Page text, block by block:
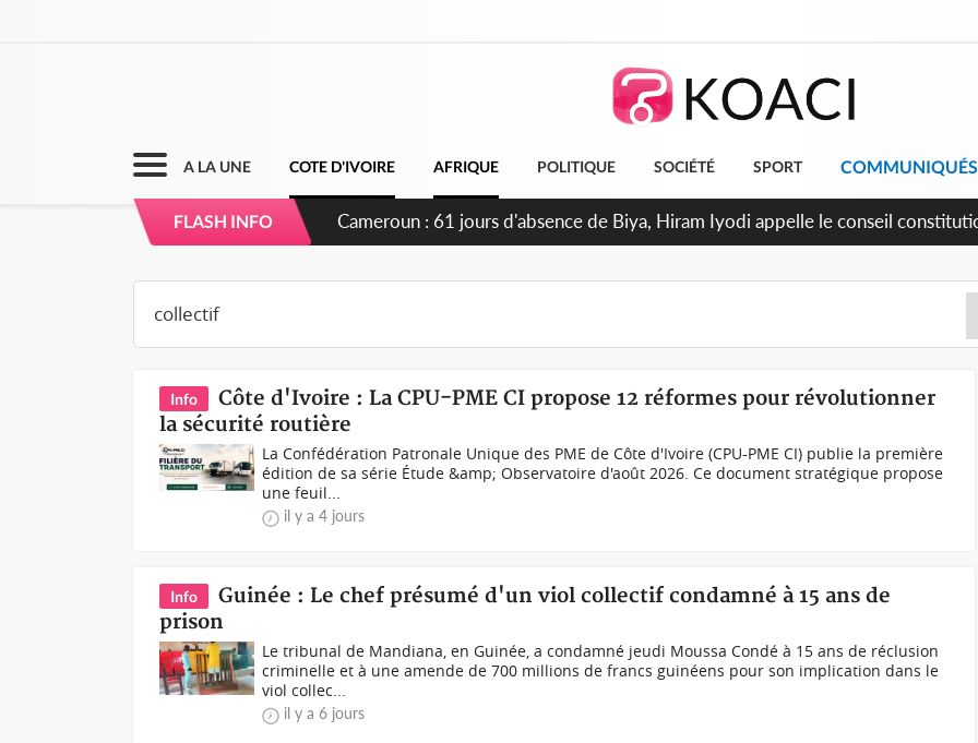
A LA UNE COTE D'IVOIRE AFRIQUE POLITIQUE SOCIÉTÉ SPORT COMMUNIQUÉS
FLASH INFO
Info
Côte d'Ivoire : La CPU-PME CI propose 12 réformes pour révolutionner
la sécurité routière
La Confédération Patronale Unique des PME de Côte d'Ivoire (CPU-PME CI) publie la première
édition de sa série Étude &amp; Observatoire d'août 2026. Ce document stratégique propose
une feuil...
il y a 4 jours
Info
Guinée : Le chef présumé d'un viol collectif condamné à 15 ans de
prison
Le tribunal de Mandiana, en Guinée, a condamné jeudi Moussa Condé à 15 ans de réclusion
criminelle et à une amende de 700 millions de francs guinéens pour son implication dans le
viol collec...
il y a 6 jours